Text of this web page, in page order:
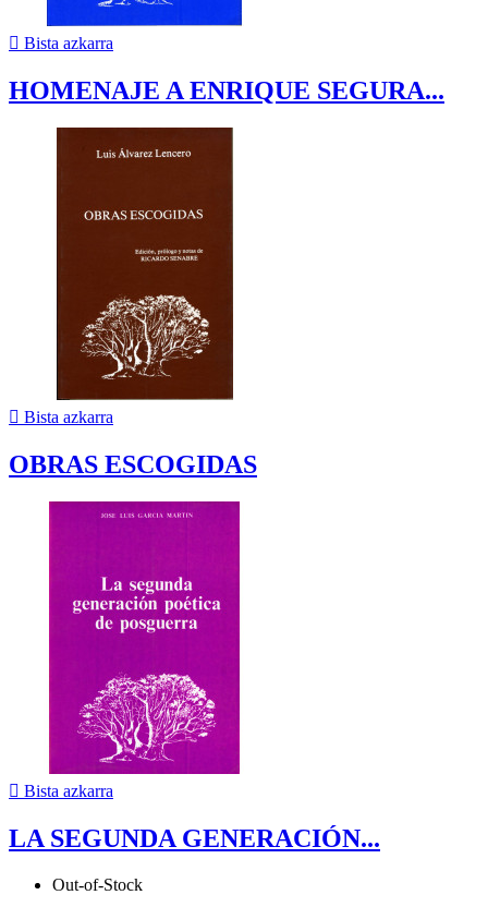
 Bista azkarra
HOMENAJE A ENRIQUE SEGURA...
 Bista azkarra
OBRAS ESCOGIDAS
 Bista azkarra
LA SEGUNDA GENERACIÓN...
Out-of-Stock